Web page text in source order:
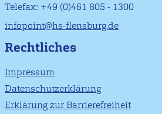
Telefax: +49 (0)461 805 - 1300
infopoint@hs-flensburg.de
Rechtliches
Impressum
Datenschutzerklärung
Erklärung zur Barrierefreiheit